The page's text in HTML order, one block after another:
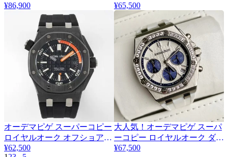
エクストラシン ダイヤモンド
¥86,900
ロノ ネイビー Odw78394
¥65,500
オーデマピゲ スーパーコピー
ロイヤルオーク オフショアダ
イバー フォージド・カーボン
¥62,500
大人気！オーデマピゲ スーパ
ーコピー ロイヤルオーク ダイ
ヤモンド クロノ 37mm
¥67,500